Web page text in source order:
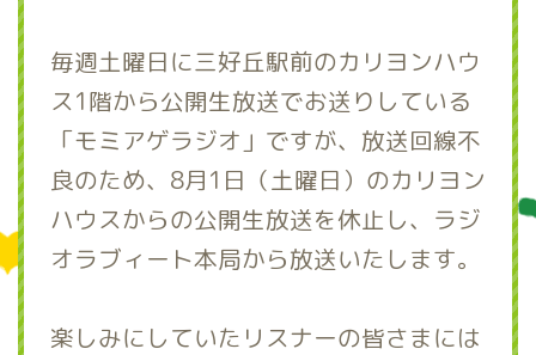
毎週土曜日に三好丘駅前のカリヨンハウ
ス1階から公開生放送でお送りしている
「モミアゲラジオ」ですが、放送回線不
良のため、8月1日（土曜日）のカリヨン
ハウスからの公開生放送を休止し、ラジ
オラブィート本局から放送いたします。
楽しみにしていたリスナーの皆さまには